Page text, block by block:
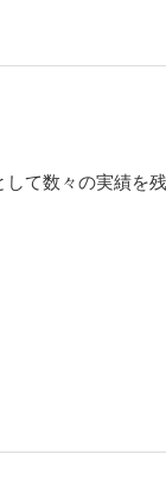
て数々の実績を